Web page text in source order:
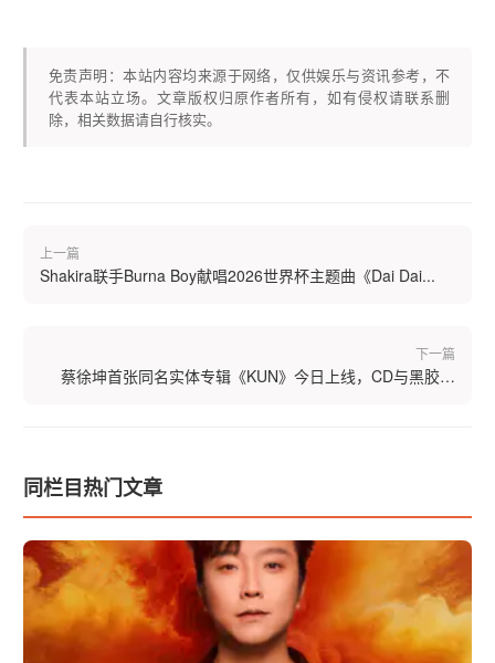
免责声明：本站内容均来源于网络，仅供娱乐与资讯参考，不
代表本站立场。文章版权归原作者所有，如有侵权请联系删
除，相关数据请自行核实。
上一篇
Shakira联手Burna Boy献唱2026世界杯主题曲《Dai Dai...
下一篇
蔡徐坤首张同名实体专辑《KUN》今日上线，CD与黑胶双
同栏目热门文章